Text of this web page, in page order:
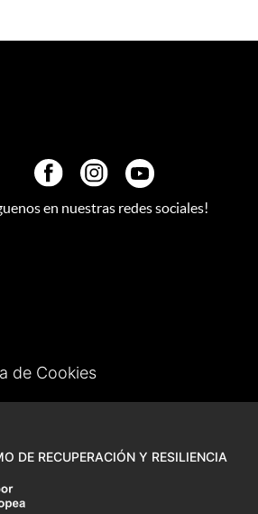
en nuestras redes sociales!
de Cookies
DE RECUPERACIÓN Y RESILIENCIA